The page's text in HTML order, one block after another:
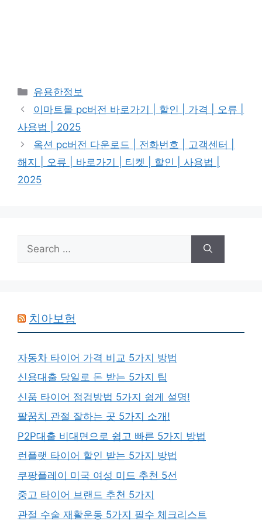
Categories
유용한정보
이마트몰 pc버전 바로가기 | 할인 | 가격 | 오류 |
사용법 | 2025
옥션 pc버전 다운로드 | 전화번호 | 고객센터 |
해지 | 오류 | 바로가기 | 티켓 | 할인 | 사용법 |
2025
for:
치아보험
자동차 타이어 가격 비교 5가지 방법
신용대출 당일로 돈 받는 5가지 팁
신품 타이어 점검방법 5가지 쉽게 설명!
팔꿈치 관절 잘하는 곳 5가지 소개!
P2P대출 비대면으로 쉽고 빠른 5가지 방법
런플랫 타이어 할인 받는 5가지 방법
쿠팡플레이 미국 여성 미드 추천 5선
중고 타이어 브랜드 추천 5가지
관절 수술 재활운동 5가지 필수 체크리스트